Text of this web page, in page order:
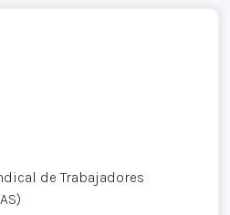
de Trabajadores